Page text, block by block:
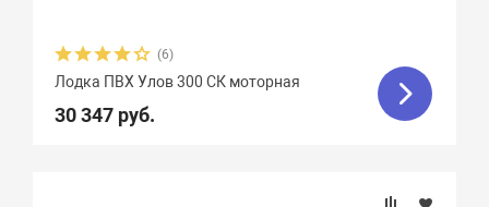
(6)
Лодка ПВХ Улов 300 СК моторная
30 347 руб.